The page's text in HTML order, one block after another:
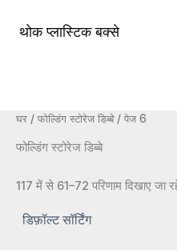
थोक प्लास्टिक बक्से
घर / फोल्डिंग स्टोरेज डिब्बे/ पेज 6
फोल्डिंग स्टोरेज डिब्बे
117 में से 61–72 परिणाम दिखाए जा